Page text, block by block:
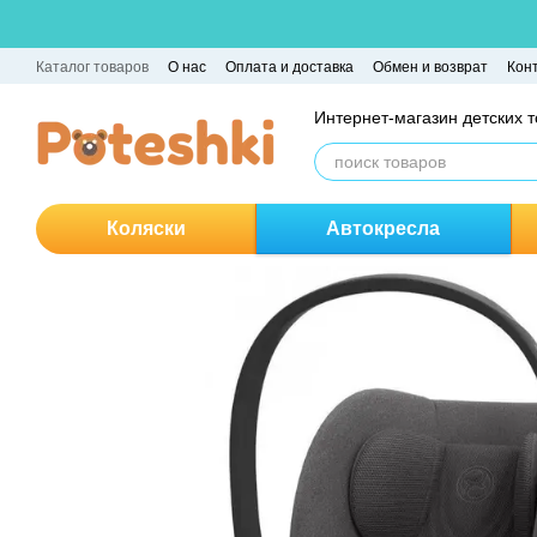
Каталог товаров О нас Оплата и доставка Обмен и возврат
Интернет-магазин детских
Коляски Автокресла